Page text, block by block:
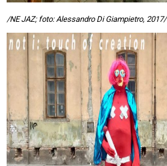
/NE JAZ; foto: Alessandro Di Giampietro, 2017/